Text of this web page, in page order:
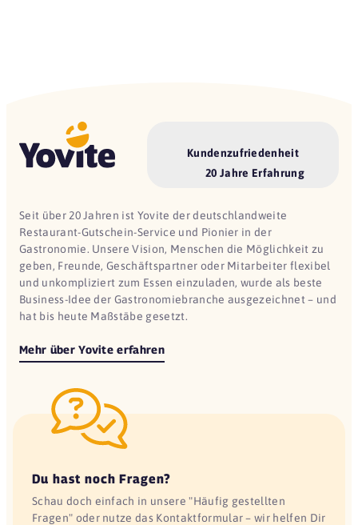
Kundenzufriedenheit
20 Jahre Erfahrung
Seit über 20 Jahren ist Yovite der deutschlandweite
Restaurant-Gutschein-Service und Pionier in der
Gastronomie. Unsere Vision, Menschen die Möglichkeit zu
geben, Freunde, Geschäftspartner oder Mitarbeiter flexibel
und unkompliziert zum Essen einzuladen, wurde als beste
Business-Idee der Gastronomiebranche ausgezeichnet – und
hat bis heute Maßstäbe gesetzt.
Mehr über Yovite erfahren
Du hast noch Fragen?
Schau doch einfach in unsere "Häufig gestellten
Fragen" oder nutze das Kontaktformular – wir helfen Dir